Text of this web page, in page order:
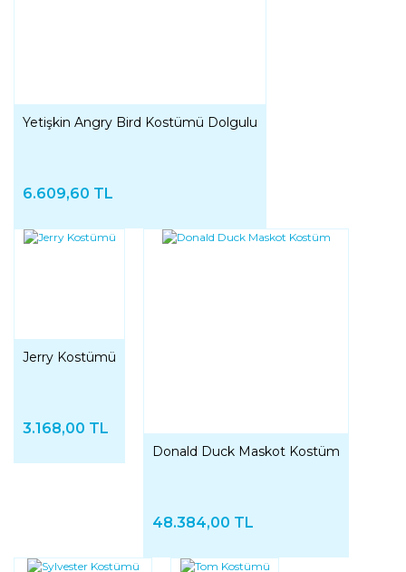
Yetişkin Angry Bird Kostümü Dolgulu
6.609,60 TL
Jerry Kostümü
3.168,00 TL
Donald Duck Maskot Kostüm
48.384,00 TL